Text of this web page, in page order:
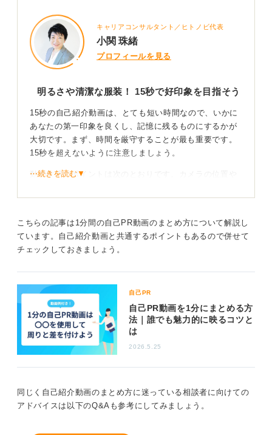
キャリアコンサルタント／ヒトノビ代表
小関 珠緒
プロフィールを見る
明るさや清潔な服装！ 15秒で好印象を目指そう
15秒の自己紹介動画は、とても短い時間なので、いかに
あなたの第一印象を良くし、記憶に残るものにするかが
大切です。まず、時間を厳守することが最も重要です。
15秒を超えないように注意しましょう。
動画作成のポイントは次のとおりです。カメラの位置や
と顔が明るく映るように調整してください。また、清潔
すことを意識しましょう。
シンプルかつわかりやすい構成でアピールしよう
15秒という限られた時間のなかで伝えられることは限ら
れています。最も効果的なのは、あなたの名前、大学
名、そしてあなたの最も強い強み、そして入社への意欲
を伝えることです。
たとえば、「〇〇大学の〇〇です。私の強みは〇〇で
ユニークな表現をしようとして時間が足りなくなるより
も、シンプルな構成で確実に伝えることが大切です。動
⋯続きを読む▼
こちらの記事は1分間の自己PR動画のまとめ方について解説し
ています。自己紹介動画と共通するポイントもあるので併せて
チェックしておきましょう。
自己PR
自己PR動画を1分にまとめる方
法｜誰でも魅力的に映るコツと
は
2026.5.25
同じく自己紹介動画のまとめ方に迷っている相談者に向けての
アドバイスは以下のQ&Aも参考にしてみましょう。